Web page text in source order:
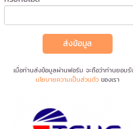
ส่งข้อมูล
เมื่อท่านส่งข้อมูลผ่านฟอร์ม จะถือว่าท่านยอมรั
นโยบายความเป็นส่วนตัวของเรา